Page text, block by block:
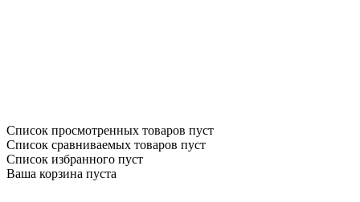
Список просмотренных товаров пуст
Список сравниваемых товаров пуст
Список избранного пуст
Ваша корзина пуста